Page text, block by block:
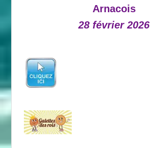
Arnacois
28 février 2026